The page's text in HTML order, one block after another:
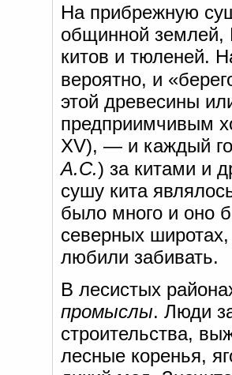
На прибрежную
общинной землей,
китов и тюленей.
вероятно, и
этой древесины
предприимчивым
XV), — и каждый
А.С.) за китами и
сушу кита
было много и оно
северных
любили забивать.
В лесистых
промыслы. Люди
строительства,
лесные коренья,